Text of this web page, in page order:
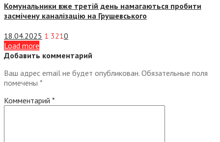
Комунальники вже третій день намагаються пробити
засмічену каналізацію на Грушевського
18.04.2025 1 3210
Load more
Добавить комментарий
Ваш адрес email не будет опубликован. Обязательные поля
помечены *
Комментарий *